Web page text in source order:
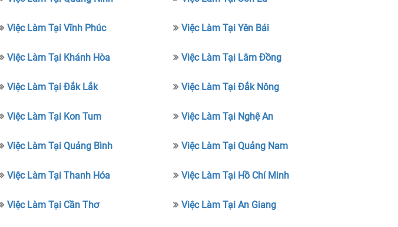
Việc Làm Tại Vĩnh Phúc Việc Làm Tại Yên Bái
Việc Làm Tại Khánh Hòa Việc Làm Tại Lâm Đồng
Việc Làm Tại Đắk Lắk Việc Làm Tại Đắk Nông
Việc Làm Tại Kon Tum Việc Làm Tại Nghệ An
Việc Làm Tại Quảng Bình Việc Làm Tại Quảng Nam
Việc Làm Tại Thanh Hóa Việc Làm Tại Hồ Chí Minh
Việc Làm Tại Cần Thơ Việc Làm Tại An Giang